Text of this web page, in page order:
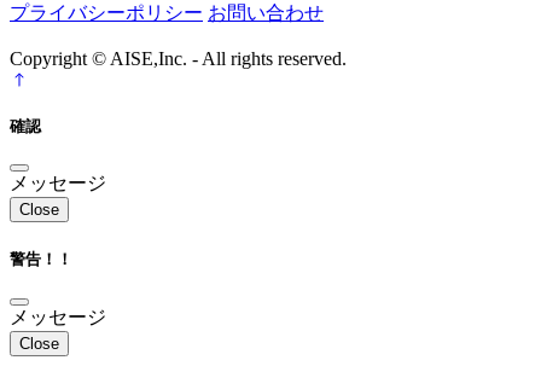
プライバシーポリシー お問い合わせ
Copyright © AISE,Inc. - All rights reserved.
確認
メッセージ
Close
警告！！
メッセージ
Close